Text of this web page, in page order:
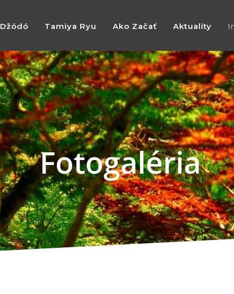
Džódó Tamiya Ryu Ako Začať Aktuality
Fotogaléria